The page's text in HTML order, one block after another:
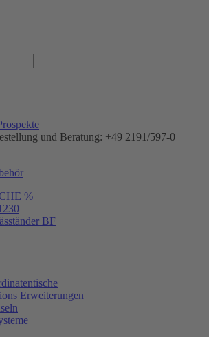
und Beratung: +49 2191/597-0
%
BF
Erweiterungen